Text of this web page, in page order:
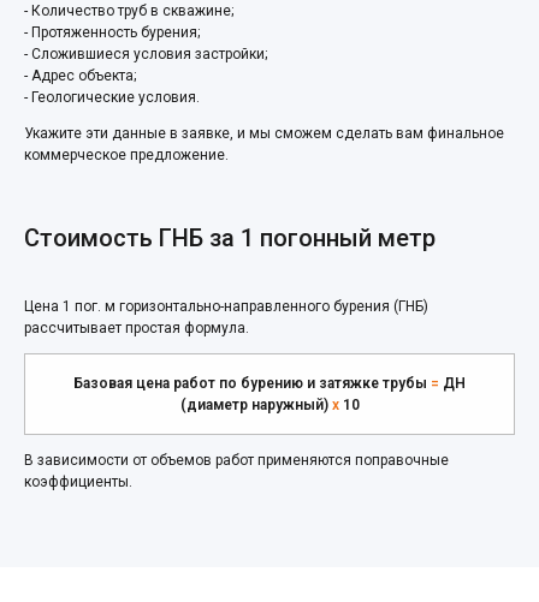
- Количество труб в скважине;
- Протяженность бурения;
- Сложившиеся условия застройки;
- Адрес объекта;
- Геологические условия.
Укажите эти данные в заявке, и мы сможем сделать вам финальное
коммерческое предложение.
Стоимость ГНБ за 1 погонный метр
Цена 1 пог. м горизонтально-направленного бурения (ГНБ)
рассчитывает простая формула.
Базовая цена работ по бурению и затяжке трубы = ДН
(диаметр наружный) x10
В зависимости от объемов работ применяются поправочные
коэффициенты.